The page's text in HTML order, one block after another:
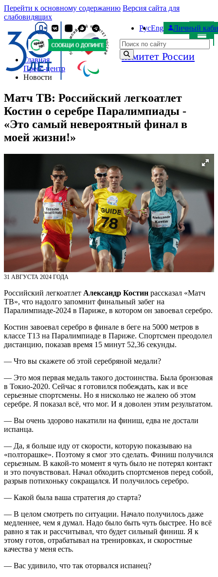
Перейти к основному содержанию Версия сайта для
слабовидящих
Паралимпийский
комитет России
РусEng
Личный
Поиск по сайту
Главная
Пресс-центр
Новости
Матч ТВ: Российский легкоатлет
Костин о серебре Паралимпиады -
«Это самый невероятный финал в
моей жизни!»
31 АВГУСТА 2024 ГОДА
Российский легкоатлет Александр Костин рассказал «Матч
ТВ», что надолго запомнит финальный забег на
Паралимпиаде‑2024 в Париже, в котором он завоевал серебро.
Костин завоевал серебро в финале в беге на 5000 метров в
классе T13 на Паралимпиаде в Париже. Спортсмен преодолел
дистанцию, показав время 15 минут 52,36 секунды.
— Что вы скажете об этой серебряной медали?
— Это моя первая медаль такого достоинства. Была бронзовая
в Токио‑2020. Сейчас я готовился побеждать, как и все
серьезные спортсмены. Но я нисколько не жалею об этом
серебре. Я показал всё, что мог. И я доволен этим результатом.
— Вы очень здорово накатили на финиш, едва не достали
испанца.
— Да, я больше иду от скорости, которую показываю на
«полторашке». Поэтому я смог это сделать. Финиш получился
серьезным. В какой‑то момент я чуть было не потерял контакт
и это почувствовал. Начал обходить спортсменов перед собой,
разрыв потихоньку сокращался. И получилось серебро.
— Какой была ваша стратегия до старта?
— В целом смотреть по ситуации. Начало получилось даже
медленнее, чем я думал. Надо было быть чуть быстрее. Но всё
равно я так и рассчитывал, что будет сильный финиш. Я к
этому готов, отрабатывал на тренировках, и скоростные
качества у меня есть.
— Вас удивило, что так оторвался испанец?